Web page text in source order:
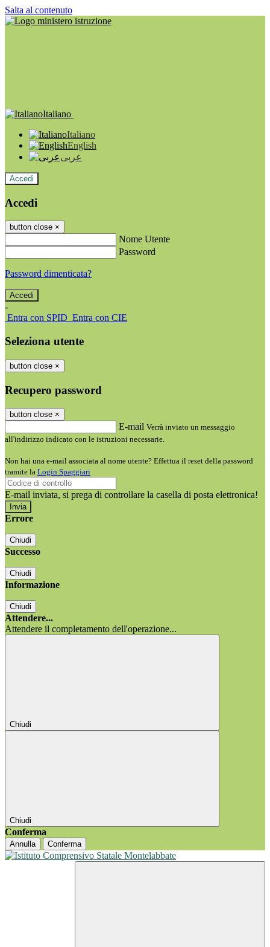
Salta al contenuto
Italiano
Italiano
English
عربى
Accedi
Accedi
button close ×
Nome Utente
Password
Password dimenticata?
-
Entra con SPID Entra con CIE
Seleziona utente
button close ×
Recupero password
button close ×
E-mail Verrà inviato un messaggio
all'indirizzo indicato con le istruzioni necessarie.
Non hai una e-mail associata al nome utente? Effettua il reset della password
tramite la Login Spaggiari
E-mail inviata, si prega di controllare la casella di posta elettronica!
Errore
Chiudi
Successo
Chiudi
Informazione
Chiudi
Attendere...
Attendere il completamento dell'operazione...
Chiudi
Chiudi
Conferma
Annulla Conferma